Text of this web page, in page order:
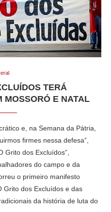
TERÁ
MOSSORÓ E NATAL
e, na Semana da Pátria,
firmes nessa defesa”,
Grito dos Excluídos”,
do campo e da
o primeiro manifesto
Grito dos Excluídos e das
da história de luta do